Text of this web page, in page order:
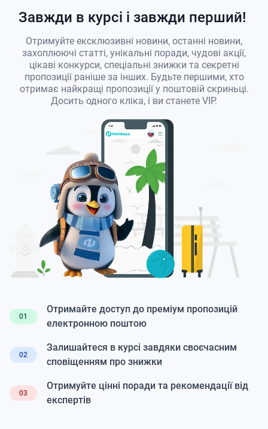
Завжди в курсі і завжди перший!
Отримуйте ексклюзивні новини, останні новини,
захоплюючі статті, унікальні поради, чудові акції,
цікаві конкурси, спеціальні знижки та секретні
пропозиції раніше за інших. Будьте першими, хто
отримає найкращі пропозиції у поштовій скриньці.
Досить одного кліка, і ви станете VIP.
01
Отримайте доступ до преміум пропозицій
електронною поштою
02
Залишайтеся в курсі завдяки своєчасним
сповіщенням про знижки
03
Отримуйте цінні поради та рекомендації від
експертів